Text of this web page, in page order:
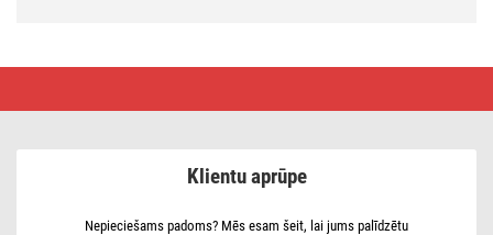
Klientu aprūpe
Nepieciešams padoms? Mēs esam šeit, lai jums palīdzētu